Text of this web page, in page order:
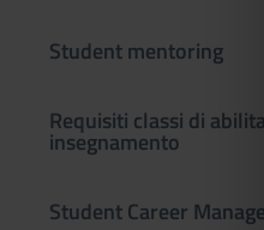
Student mentoring
Requisiti classi di
insegnamento
Student Career